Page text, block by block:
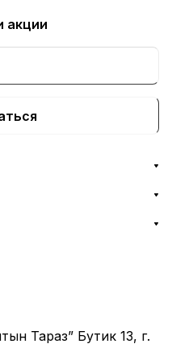
акции
Тараз” Бутик 13, г.